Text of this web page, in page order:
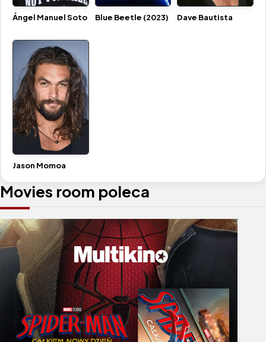
Movies room poleca
Ángel Manuel Soto Blue Beetle (2023) Dave Bautista
Jason Momoa